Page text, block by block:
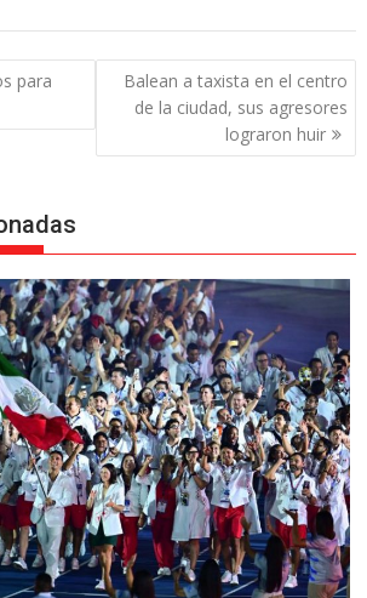
para
Balean a taxista en el centro
de la ciudad, sus agresores
lograron huir